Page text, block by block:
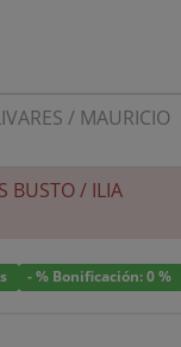
/ MAURICIO
BUSTO/ ILIA
- % Bonificación: 0 %